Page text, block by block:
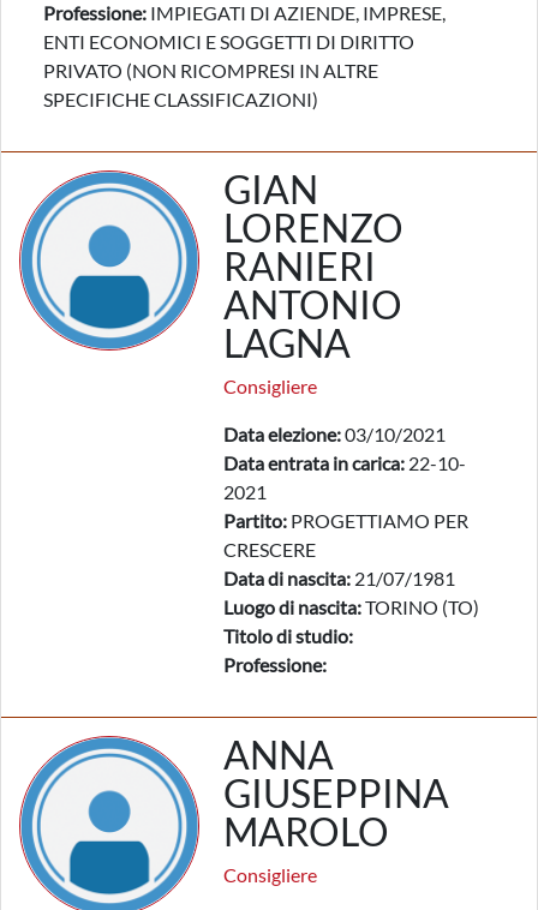
Professione: IMPIEGATI DI AZIENDE, IMPRESE,
ENTI ECONOMICI E SOGGETTI DI DIRITTO
PRIVATO (NON RICOMPRESI IN ALTRE
SPECIFICHE CLASSIFICAZIONI)
GIAN
LORENZO
RANIERI
ANTONIO
LAGNA
Consigliere
Data elezione:03/10/2021
Data entrata in carica: 22-10-
2021
Partito: PROGETTIAMO PER
CRESCERE
Data di nascita: 21/07/1981
Luogo di nascita:TORINO (TO)
Titolo di studio:
Professione:
ANNA
GIUSEPPINA
MAROLO
Consigliere